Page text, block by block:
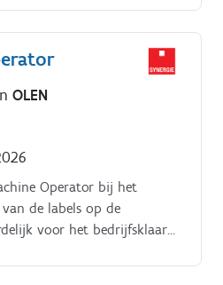
OLEN
Operator bij het
de labels op de
voor het bedrijfsklaar
juiste labelprogramma’s